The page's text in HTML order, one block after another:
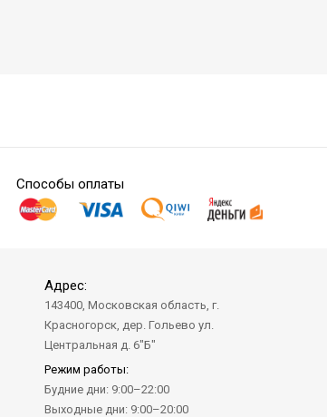
Способы оплаты
Адрес:
143400, Московская область, г.
Красногорск, дер. Гольево ул.
Центральная д. 6"Б"
Режим работы:
Будние дни: 9:00–22:00
Выходные дни: 9:00–20:00